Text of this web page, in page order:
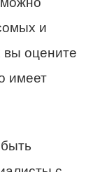
и
вы оцените
имеет